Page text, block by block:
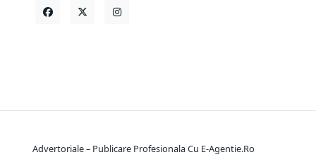
Advertoriale – Publicare Profesionala Cu E-Agentie.ro